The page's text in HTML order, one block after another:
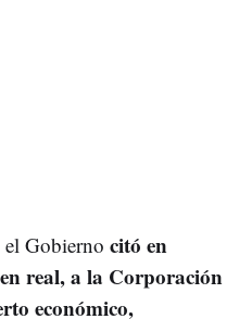
Gobierno citó en
real, a la Corporación
económico,